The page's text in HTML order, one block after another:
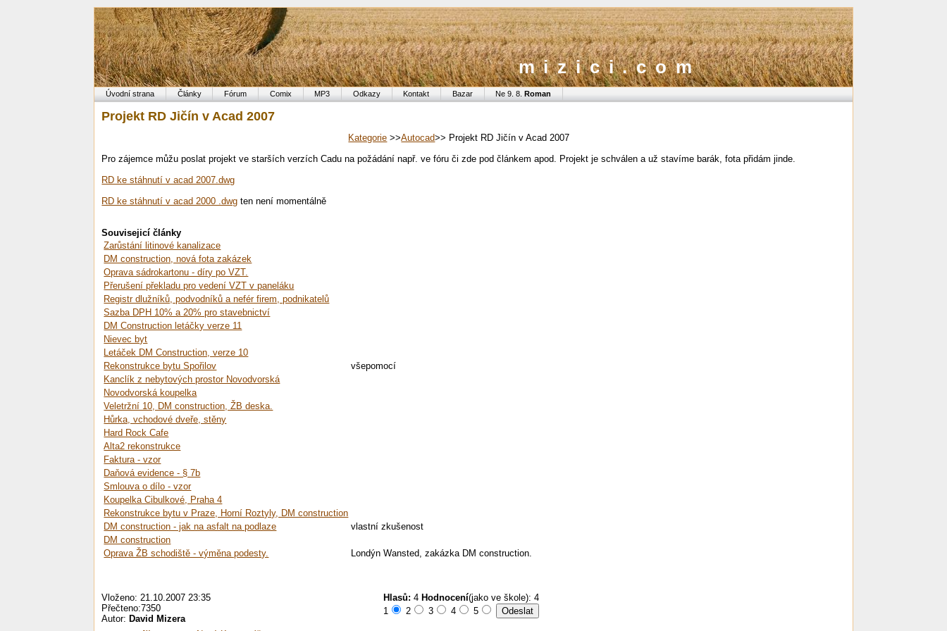
mizici.com
Úvodní strana Články Fórum Comix MP3 Odkazy Kontakt Bazar Ne 9. 8.Roman
Projekt RD Jičín v Acad 2007
Kategorie >>Autocad>> Projekt RD Jičín v Acad 2007
Pro zájemce můžu poslat projekt ve starších verzích Cadu na požádání např. ve fóru či zde pod článkem apod. Projekt je schválen a už stavíme barák, fota přidám jinde.
RD ke stáhnutí v acad 2007.dwg
RD ke stáhnutí v acad 2000 .dwg ten není momentálně
Souvisejicí články
Zarůstání litinové kanalizace
DM construction, nová fota zakázek
Oprava sádrokartonu - díry po VZT.
Přerušení překladu pro vedení VZT v paneláku
Registr dlužníků, podvodníků a nefér firem, podnikatelů
Sazba DPH 10% a 20% pro stavebnictví
DM Construction letáčky verze 11
Nievec byt
Letáček DM Construction, verze 10
Rekonstrukce bytu Spořilov
všepomocí
Kanclík z nebytových prostor Novodvorská
Novodvorská koupelka
Veletržní 10, DM construction, ŽB deska.
Hůrka, vchodové dveře, stěny
Hard Rock Cafe
Alta2 rekonstrukce
Faktura - vzor
Daňová evidence - § 7b
Smlouva o dílo - vzor
Koupelka Cibulkové, Praha 4
Rekonstrukce bytu v Praze, Horní Roztyly, DM construction
DM construction - jak na asfalt na podlaze
vlastní zkušenost
DM construction
Oprava ŽB schodiště - výměna podesty.
Londýn Wansted, zakázka DM construction.
Vloženo: 21.10.2007 23:35
Přečteno:7350
Autor: David Mizera
Hlasů:4 Hodnocení(jako ve škole): 4
1
2 3 4 5